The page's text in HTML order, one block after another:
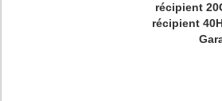
récipient
récipient